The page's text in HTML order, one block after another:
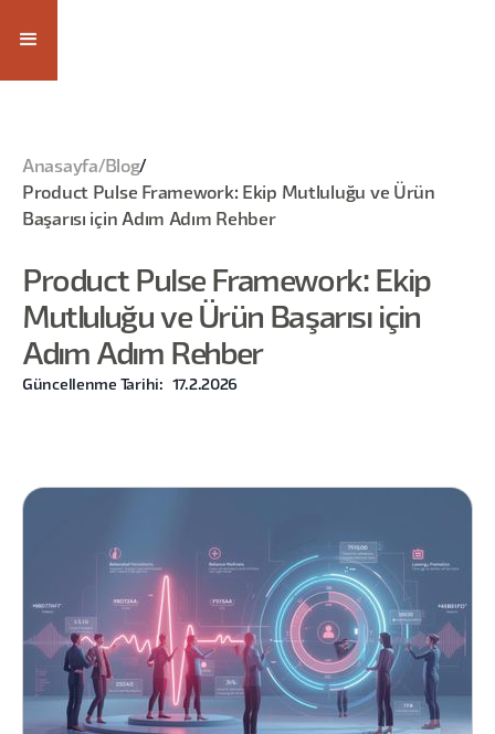
Anasayfa/ Blog/
Product Pulse Framework: Ekip Mutluluğu ve Ürün
Başarısı için Adım Adım Rehber
Product Pulse Framework: Ekip
Mutluluğu ve Ürün Başarısı için
Adım Adım Rehber
Güncellenme Tarihi: 17.2.2026